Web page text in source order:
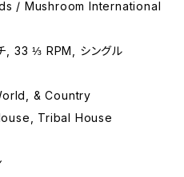
/ Mushroom International
チ, 33 ⅓ RPM, シングル
& Country
Tribal House